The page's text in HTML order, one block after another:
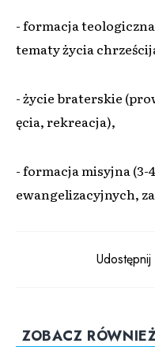
- formacja
tematy życia
- życie braterskie
ęcia, rekreacja),
- formacja misyjna (3-
ewangelizacyjnych,
Udostępnij
ZOBACZ